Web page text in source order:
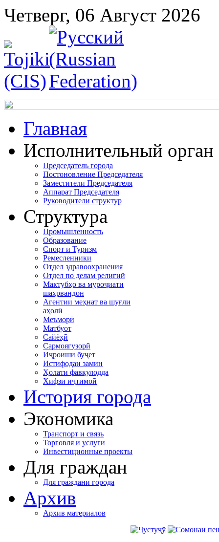
Четверг, 06 Август 2026
Главная
Исполнительный орган
Председатель города
Постоновление Председателя
Заместители Председателя
Аппарат Председателя
Руководители структур
Структура
Промышленность
Образование
Спорт и Туризм
Ремесленники
Отдел здравоохранения
Отдел по делам религий
Мактубҳо ва муроҷиати
шаҳрвандон
Агентии меҳнат ва шуғли
аҳолӣ
Меъморӣ
Матбуот
Сайёҳӣ
Сармоягузорӣ
Иҷроиши буҷет
Истифодаи замин
Ҳолати фавқулодда
Хифзи иҷтимоӣ
История города
Экономика
Транспорт и связь
Торговля и услуги
Инвестиционные проекты
Для граждан
Для граждани города
Архив
Архив материалов